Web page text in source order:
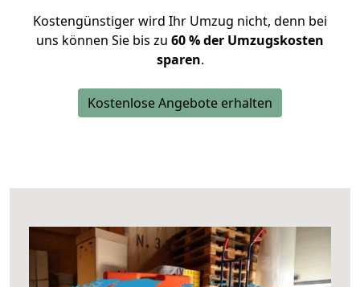
Kostengünstiger wird Ihr Umzug nicht, denn bei
uns können Sie bis zu 60 % der Umzugskosten
sparen.
Kostenlose Angebote erhalten